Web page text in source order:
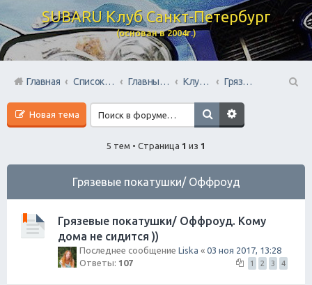
SUBARU Клуб Санкт-Петербург
(основан в 2004г.)
Главная Список форумов Главный раздел Клубные мероприятия и встречи
Грязевые покатушки/ Оффроуд
Новая тема
5 тем • Страница 1 из 1
Грязевые покатушки/ Оффроуд
Грязевые покатушки/ Оффроуд. Кому
дома не сидится ))
Последнее сообщение Liska « 03 ноя 2017, 13:28
Ответы: 107 1 2 3 4